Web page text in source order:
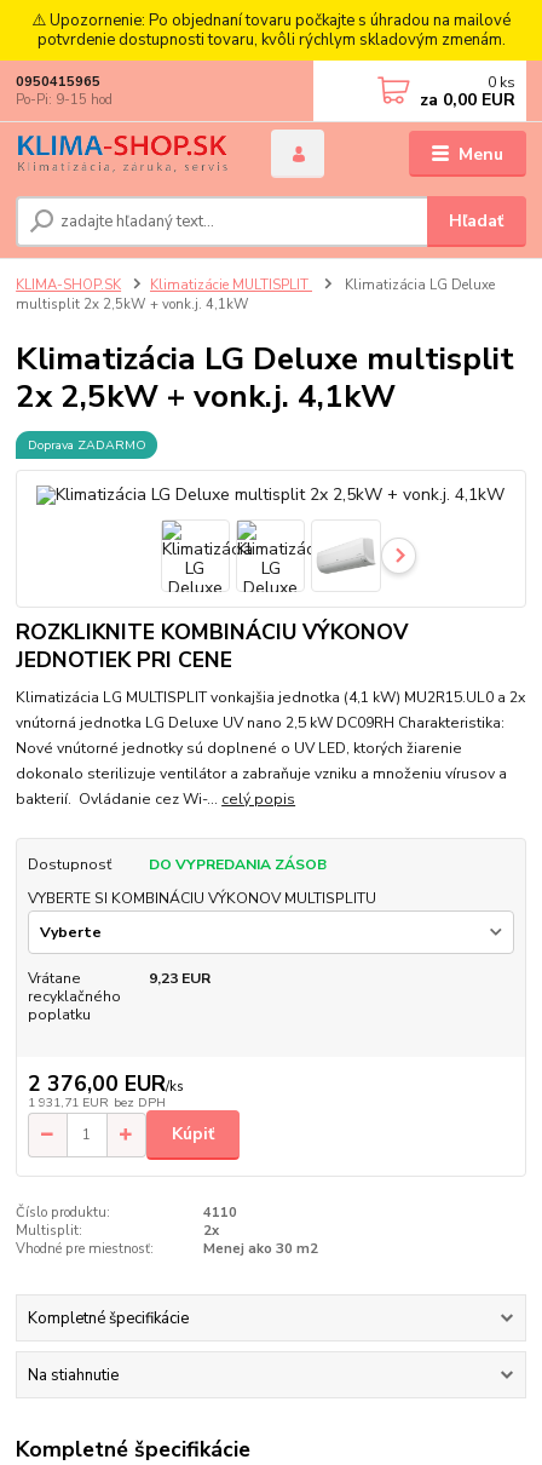
⚠️ Upozornenie: Po objednaní tovaru počkajte s úhradou na mailové
potvrdenie dostupnosti tovaru, kvôli rýchlym skladovým zmenám.
Menu
Hľadať
0950415965
Po-Pi: 9-15 hod
0 ks
za 0,00 EUR
KLIMA-SHOP.SK Klimatizácie MULTISPLIT
Klimatizácia LG Deluxe
multisplit 2x 2,5kW + vonk.j. 4,1kW
Klimatizácia LG Deluxe multisplit
2x 2,5kW + vonk.j. 4,1kW
Doprava ZADARMO
ROZKLIKNITE KOMBINÁCIU VÝKONOV
JEDNOTIEK PRI CENE
Klimatizácia LG MULTISPLIT vonkajšia jednotka (4,1 kW) MU2R15.UL0 a 2x
vnútorná jednotka LG Deluxe UV nano 2,5 kW DC09RH Charakteristika:
Nové vnútorné jednotky sú doplnené o UV LED, ktorých žiarenie
dokonalo sterilizuje ventilátor a zabraňuje vzniku a množeniu vírusov a
bakterií. Ovládanie cez Wi-... celý popis
Dostupnosť
DO VYPREDANIA ZÁSOB
VYBERTE SI KOMBINÁCIU VÝKONOV MULTISPLITU
Vrátane
recyklačného
poplatku
9,23 EUR
2 376,00 EUR/ks
1 931,71 EUR bez DPH
Kúpiť
Číslo produktu:
4110
Multisplit:
2x
Vhodné pre miestnosť:
Menej ako 30 m2
Kompletné špecifikácie
Na stiahnutie
Kompletné špecifikácie